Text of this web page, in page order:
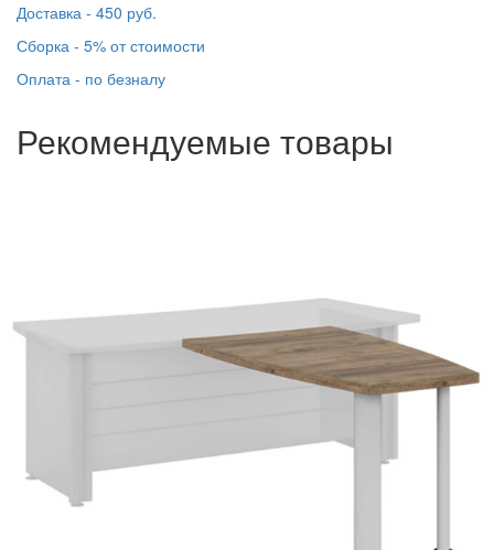
Доставка - 450 руб.
Сборка - 5% от стоимости
Оплата - по безналу
Рекомендуемые товары